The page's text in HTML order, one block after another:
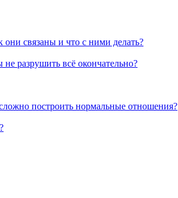
они связаны и что с ними делать?
разрушить всё окончательно?
построить нормальные отношения?